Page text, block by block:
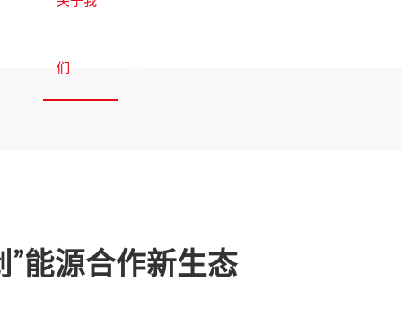
们
能源合作新生态